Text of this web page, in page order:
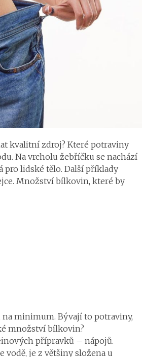
kvalitní zdroj? Které potraviny
Na vrcholu žebříčku se nachází
lidské tělo. Další příklady
Množství bílkovin, které by
na minimum. Bývají to potraviny,
množství bílkovin?
přípravků – nápojů.
vodě, je z většiny složena u